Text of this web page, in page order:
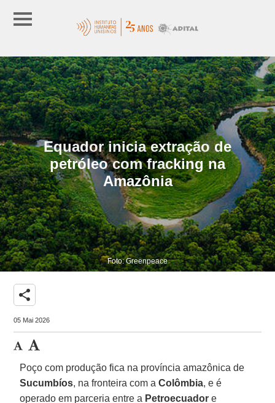
Equador inicia extração de
petróleo com fracking na
Amazônia
Foto: Greenpeace
share
05 Mai 2026
Poço com produção fica na província amazônica de
Sucumbíos, na fronteira com aColômbia, e é
operado em parceria entre a Petroecuador e